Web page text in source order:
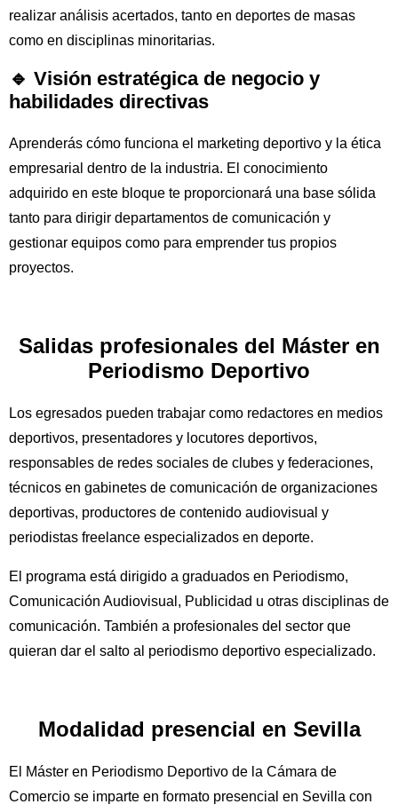
realizar análisis acertados, tanto en deportes de masas
como en disciplinas minoritarias.
🔹 Visión estratégica de negocio y
habilidades directivas
Aprenderás cómo funciona el marketing deportivo y la ética
empresarial dentro de la industria. El conocimiento
adquirido en este bloque te proporcionará una base sólida
tanto para dirigir departamentos de comunicación y
gestionar equipos como para emprender tus propios
proyectos.
Salidas profesionales del Máster en
Periodismo Deportivo
Los egresados pueden trabajar como redactores en medios
deportivos, presentadores y locutores deportivos,
responsables de redes sociales de clubes y federaciones,
técnicos en gabinetes de comunicación de organizaciones
deportivas, productores de contenido audiovisual y
periodistas freelance especializados en deporte.
El programa está dirigido a graduados en Periodismo,
Comunicación Audiovisual, Publicidad u otras disciplinas de
comunicación. También a profesionales del sector que
quieran dar el salto al periodismo deportivo especializado.
Modalidad presencial en Sevilla
El Máster en Periodismo Deportivo de la Cámara de
Comercio se imparte en formato presencial en Sevilla con